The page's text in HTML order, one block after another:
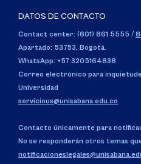
DATOS DE CONTACTO
Contact center: (601) 861 5555 /
Apartado: 53753, Bogotá.
WhatsApp: +57 3205164838
Correo electrónico para
Universidad
servicious@unisabana.edu.co
Contacto únicamente para
No se responderán otros temas